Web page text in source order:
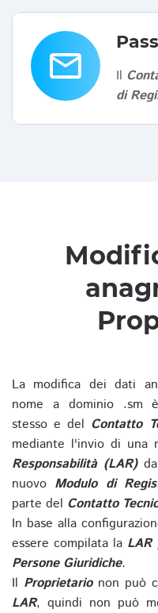
email Il
di
La modifica dei dati
nome a dominio .sm
stesso e del Contatto
mediante l'invio di una
Responsabilità (LAR)da
nuovo Modulo di
parte del Contatto
In base alla
essere compilata la LAR
Persone Giuridiche.
Il Proprietarionon può
LAR, quindi non può